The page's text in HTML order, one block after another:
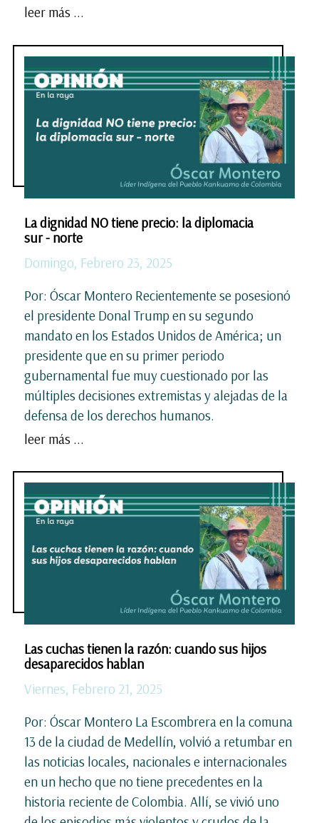
leer más ...
La dignidad NO tiene precio: la diplomacia
sur - norte
Domingo, Febrero 23, 2025
Por: Óscar Montero Recientemente se posesionó
el presidente Donal Trump en su segundo
mandato en los Estados Unidos de América; un
presidente que en su primer periodo
gubernamental fue muy cuestionado por las
múltiples decisiones extremistas y alejadas de la
defensa de los derechos humanos.
leer más ...
Las cuchas tienen la razón: cuando sus hijos
desaparecidos hablan
Viernes, Febrero 21, 2025
Por: Óscar Montero La Escombrera en la comuna
13 de la ciudad de Medellín, volvió a retumbar en
las noticias locales, nacionales e internacionales
en un hecho que no tiene precedentes en la
historia reciente de Colombia. Allí, se vivió uno